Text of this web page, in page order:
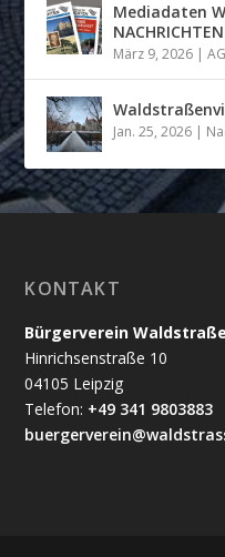
Mediadaten
März 9, 2026 |
Jan. 25, 2026 |
KONTAKT
Bürgerverein
Hinrichsenstraße 10
04105 Leipzig
Telefon: +49 341 9803883